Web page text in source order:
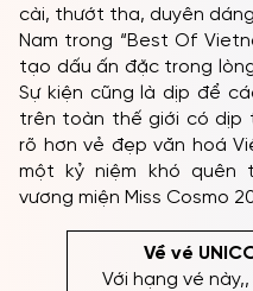
cài, thướt tha, duyên
Nam trong “Best Of
tạo dấu ấn đặc trong
Sự kiện cũng là dịp để
trên toàn thế giới có dịp
rõ hơn vẻ đẹp văn hoá
một kỷ niệm khó quên
vương miện Miss Cosmo
Về vé
Với hạng vé